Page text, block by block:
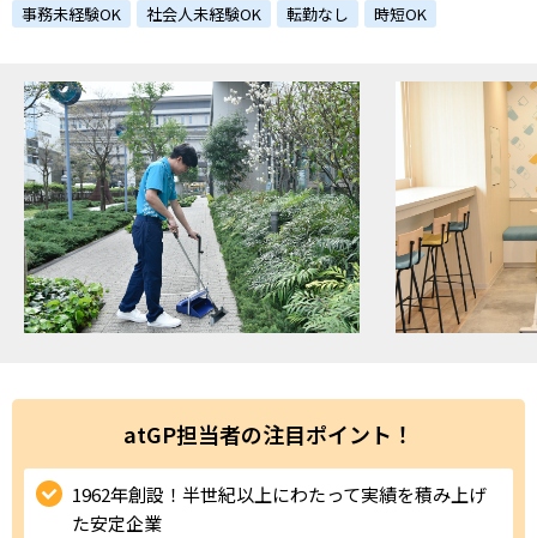
事務未経験OK 社会人未経験OK 転勤なし 時短OK
atGP担当者の注目ポイント！
1962年創設！半世紀以上にわたって実績を積み上げ
た安定企業
障害のある新卒学生専門の就職エージェントサービス
求人検索・スカウトサービス
障害者専門の求人検索・スカウトサービス
就労移行支援サービス
障害別専門支援の就労移行支援サービス
スカウトを受ける
就労移行支援サービス
就職・転職ノウハウ
お問い合わせ・よくある質問
お問い合わせ
メニューを閉じる